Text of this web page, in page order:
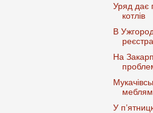
Уряд дає
котлів
В
На
У